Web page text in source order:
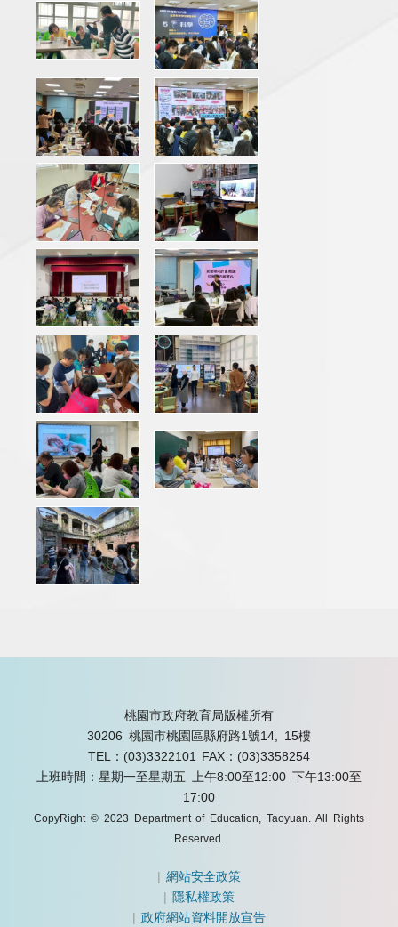
桃園市政府教育局版權所有
30206 桃園市桃園區縣府路1號14, 15樓
TEL：(03)3322101
FAX：(03)3358254
上班時間：星期一至星期五 上午8:00至12:00 下午13:00至
17:00
CopyRight © 2023 Department of Education, Taoyuan. All Rights
Reserved.
|網站安全政策
| 隱私權政策
|政府網站資料開放宣告